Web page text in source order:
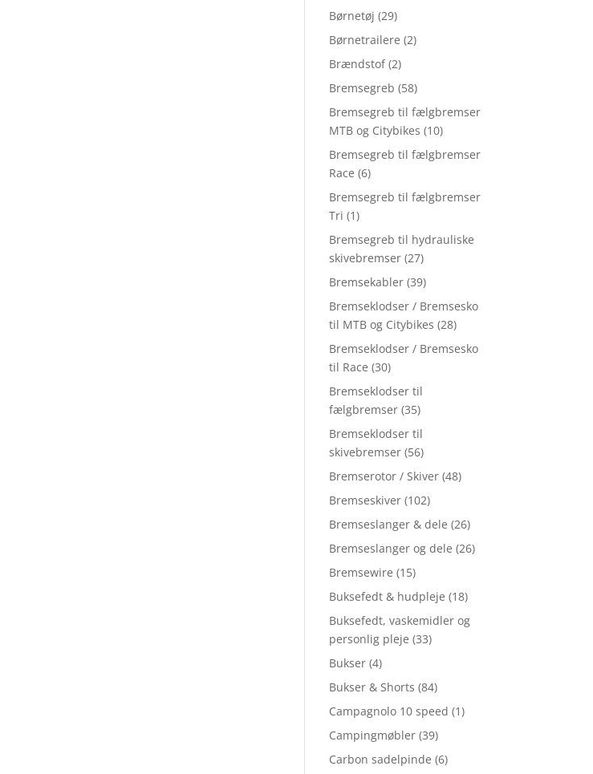
Børnetøj (29)
Børnetrailere (2)
Brændstof (2)
Bremsegreb (58)
Bremsegreb til fælgbremser
MTB og Citybikes (10)
Bremsegreb til fælgbremser
Race (6)
Bremsegreb til fælgbremser
Tri (1)
Bremsegreb til hydrauliske
skivebremser (27)
Bremsekabler (39)
Bremseklodser / Bremsesko
til MTB og Citybikes (28)
Bremseklodser / Bremsesko
til Race (30)
Bremseklodser til
fælgbremser (35)
Bremseklodser til
skivebremser (56)
Bremserotor / Skiver (48)
Bremseskiver (102)
Bremseslanger & dele (26)
Bremseslanger og dele (26)
Bremsewire (15)
Buksefedt & hudpleje (18)
Buksefedt, vaskemidler og
personlig pleje (33)
Bukser (4)
Bukser & Shorts (84)
Campagnolo 10 speed (1)
Campingmøbler (39)
Carbon sadelpinde (6)